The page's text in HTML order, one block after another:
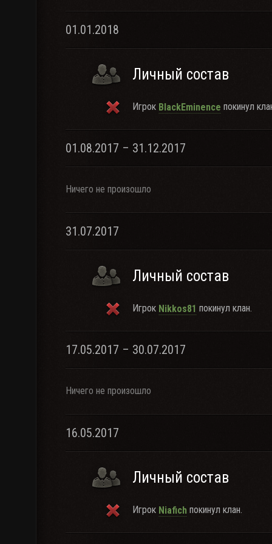
01.01.2018
Личный состав
Игрок BlackEminence покинул
01.08.2017 – 31.12.2017
Ничего не произошло
31.07.2017
Личный состав
Игрок Nikkos81 покинул клан.
17.05.2017 – 30.07.2017
Ничего не произошло
16.05.2017
Личный состав
Игрок Niafich покинул клан.